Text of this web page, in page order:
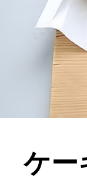
ケー